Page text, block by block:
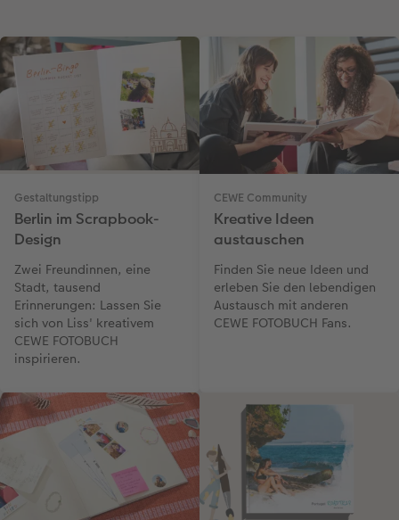
Gestaltungstipp
Berlin im Scrapbook-
Design
Zwei Freundinnen, eine
Stadt, tausend
Erinnerungen: Lassen Sie
sich von Liss' kreativem
CEWE FOTOBUCH
inspirieren.
CEWE Community
Kreative Ideen
austauschen
Finden Sie neue Ideen und
erleben Sie den lebendigen
Austausch mit anderen
CEWE FOTOBUCH Fans.